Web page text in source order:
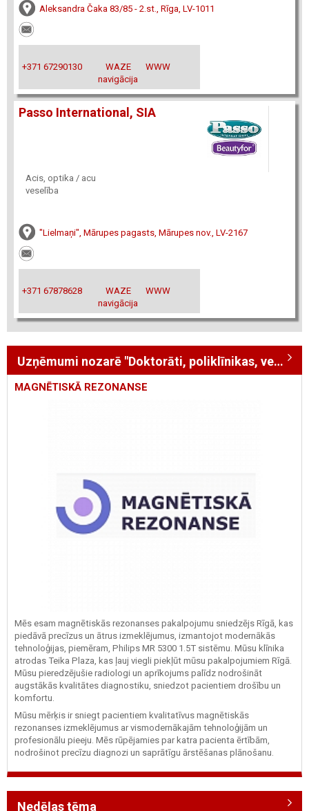
Aleksandra Čaka 83/85 - 2.st., Rīga, LV-1011
+371 67290130
WAZE
navigācija
WWW
Passo International, SIA
Acis, optika / acu
veselība
"Lielmaņi", Mārupes pagasts, Mārupes nov., LV-2167
+371 67878628
WAZE
navigācija
WWW
Uzņēmumi nozarē "Doktorāti, poliklīnikas, veselības centri"
MAGNĒTISKĀ REZONANSE
Mēs esam magnētiskās rezonanses pakalpojumu sniedzējs Rīgā, kas
piedāvā precīzus un ātrus izmeklējumus, izmantojot modernākās
tehnoloģijas, piemēram, Philips MR 5300 1.5T sistēmu. Mūsu klīnika
atrodas Teika Plaza, kas ļauj viegli piekļūt mūsu pakalpojumiem Rīgā.
Mūsu pieredzējušie radiologi un aprīkojums palīdz nodrošināt
augstākās kvalitātes diagnostiku, sniedzot pacientiem drošību un
komfortu.
Mūsu mērķis ir sniegt pacientiem kvalitatīvus magnētiskās
rezonanses izmeklējumus ar vismodernākajām tehnoloģijām un
profesionālu pieeju. Mēs rūpējamies par katra pacienta ērtībām,
nodrošinot precīzu diagnozi un saprātīgu ārstēšanas plānošanu.
Nedēļas tēma